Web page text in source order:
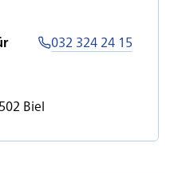
032 324 24 15
Biel